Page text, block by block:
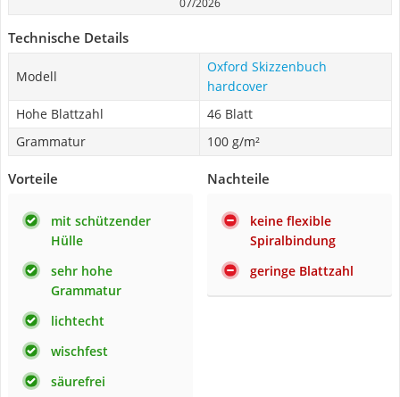
07/2026
Technische Details
Modell
Oxford Skizzenbuch
hardcover
Hohe Blattzahl
46 Blatt
Grammatur
100 g/m²
Vorteile
mit schützender
Hülle
sehr hohe
Grammatur
lichtecht
wischfest
säurefrei
Nachteile
keine flexible
Spiralbindung
geringe Blattzahl